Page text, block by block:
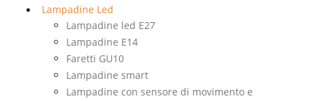
Lampadine Led
Lampadine led E27
Lampadine E14
Faretti GU10
Lampadine smart
Lampadine con sensore di movimento e